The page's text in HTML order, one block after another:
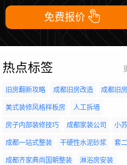
免费报价 
热点标签
旧房翻新攻略 成都旧房改造 成都旧
美式装修风格样板房 人工拆墙
房子内部装修技巧 成都家装公司 小
成都一站式整装 干硬性水泥砂浆 套
成都齐家典尚国朝整装 淋浴房安装